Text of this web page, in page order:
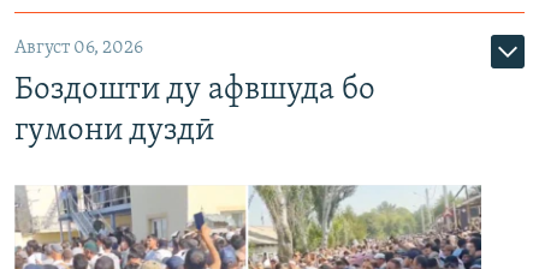
Август 06, 2026
Боздошти ду афвшуда бо
гумони дуздӣ